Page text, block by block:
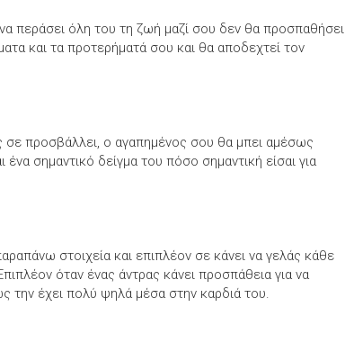
περάσει όλη του τη ζωή μαζί σου δεν θα προσπαθήσει
και τα προτερήματά σου και θα αποδεχτεί τον
προσβάλλει, ο αγαπημένος σου θα μπει αμέσως
σημαντικό δείγμα του πόσο σημαντική είσαι για
στοιχεία και επιπλέον σε κάνει να γελάς κάθε
όταν ένας άντρας κάνει προσπάθεια για να
την έχει πολύ ψηλά μέσα στην καρδιά του.